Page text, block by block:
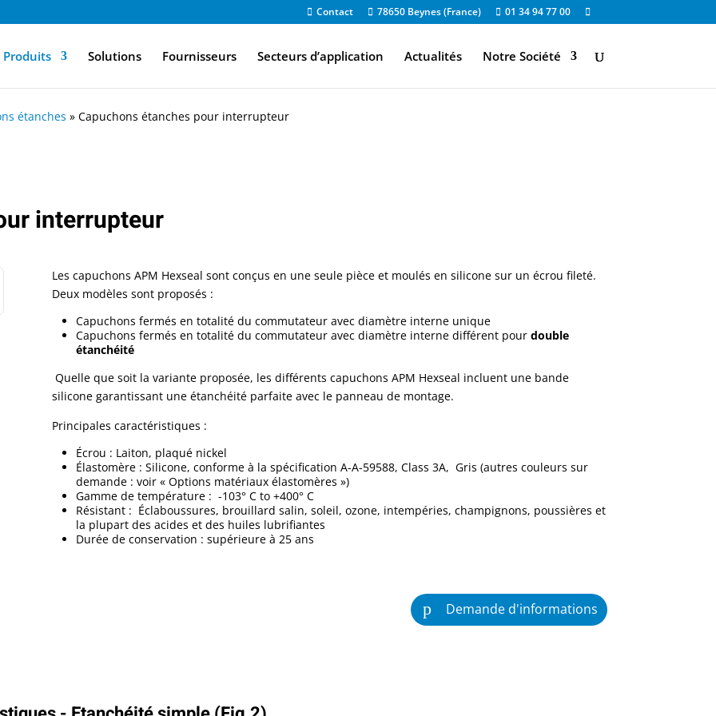
Contact 78650 Beynes (France) 01 34 94 77 00
Produits Solutions Fournisseurs Secteurs d’application Actualités Notre Société
étanches » Capuchons étanches pour interrupteur
interrupteur
Les capuchons APM Hexseal sont conçus en une seule pièce et moulés en silicone sur un écrou fileté.
Deux modèles sont proposés :
Capuchons fermés en totalité du commutateur avec diamètre interne unique
Capuchons fermés en totalité du commutateur avec diamètre interne différent pour double
étanchéité
Quelle que soit la variante proposée, les différents capuchons APM Hexseal incluent une bande
silicone garantissant une étanchéité parfaite avec le panneau de montage.
Principales caractéristiques :
Écrou : Laiton, plaqué nickel
Élastomère : Silicone, conforme à la spécification A-A-59588, Class 3A, Gris (autres couleurs sur
demande : voir « Options matériaux élastomères »)
Gamme de température : -103° C to +400° C
Résistant : Éclaboussures, brouillard salin, soleil, ozone, intempéries, champignons, poussières et
la plupart des acides et des huiles lubrifiantes
Durée de conservation : supérieure à 25 ans
Demande d'informations